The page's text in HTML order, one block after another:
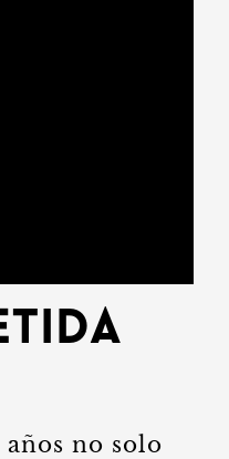
no solo